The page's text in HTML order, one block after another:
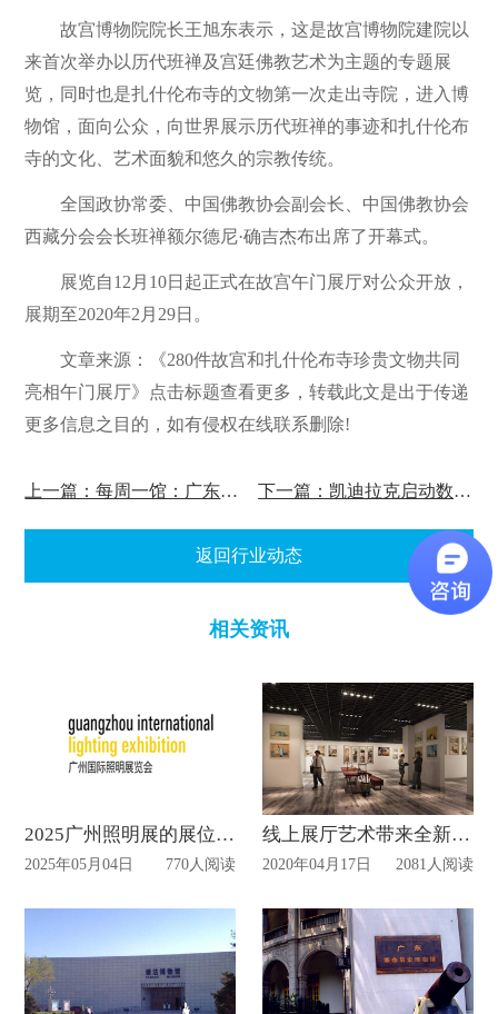
故宫博物院院长王旭东表示，这是故宫博物院建院以
来首次举办以历代班禅及宫廷佛教艺术为主题的专题展
览，同时也是扎什伦布寺的文物第一次走出寺院，进入博
物馆，面向公众，向世界展示历代班禅的事迹和扎什伦布
寺的文化、艺术面貌和悠久的宗教传统。
全国政协常委、中国佛教协会副会长、中国佛教协会
西藏分会会长班禅额尔德尼·确吉杰布出席了开幕式。
展览自12月10日起正式在故宫午门展厅对公众开放，
展期至2020年2月29日。
文章来源：《280件故宫和扎什伦布寺珍贵文物共同
亮相午门展厅》点击标题查看更多，转载此文是出于传递
更多信息之目的，如有侵权在线联系删除!
上一篇：每周一馆：广东科学馆 下一篇：凯迪拉克启动数字展厅
返回行业动态
相关资讯
2025广州照明展的展位设计搭建
2025年05月04日 770人阅读
线上展厅艺术带来全新体验！
2020年04月17日 2081人阅读